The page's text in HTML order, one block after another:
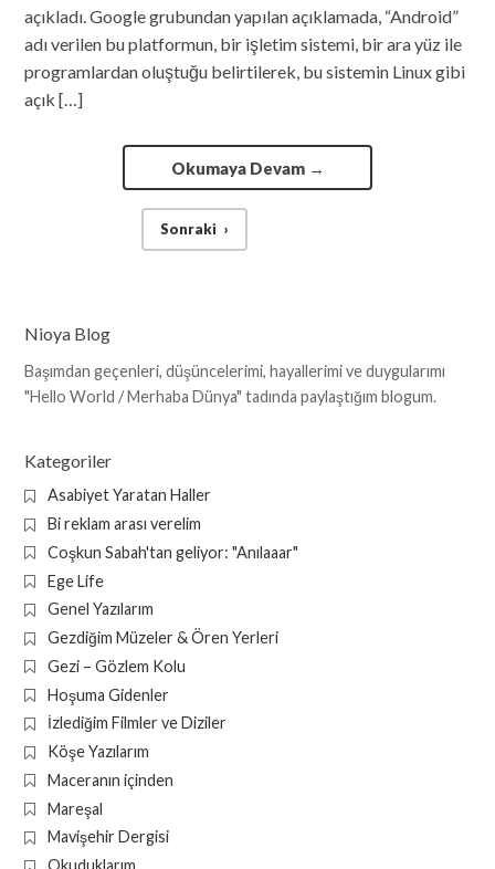
açıkladı. Google grubundan yapılan açıklamada, “Android”
adı verilen bu platformun, bir işletim sistemi, bir ara yüz ile
programlardan oluştuğu belirtilerek, bu sistemin Linux gibi
açık […]
Okumaya Devam →
Sonraki ›
Nioya Blog
Başımdan geçenleri, düşüncelerimi, hayallerimi ve duygularımı
"Hello World / Merhaba Dünya" tadında paylaştığım blogum.
Kategoriler
Asabiyet Yaratan Haller
Bi reklam arası verelim
Coşkun Sabah'tan geliyor: "Anılaaar"
Ege Life
Genel Yazılarım
Gezdiğim Müzeler & Ören Yerleri
Gezi – Gözlem Kolu
Hoşuma Gidenler
İzlediğim Filmler ve Diziler
Köşe Yazılarım
Maceranın içinden
Mareşal
Mavişehir Dergisi